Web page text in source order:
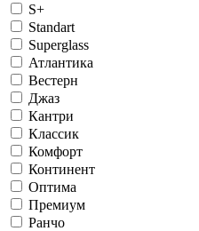
S+
Standart
Superglass
Атлантика
Вестерн
Джаз
Кантри
Классик
Комфорт
Континент
Оптима
Премиум
Ранчо